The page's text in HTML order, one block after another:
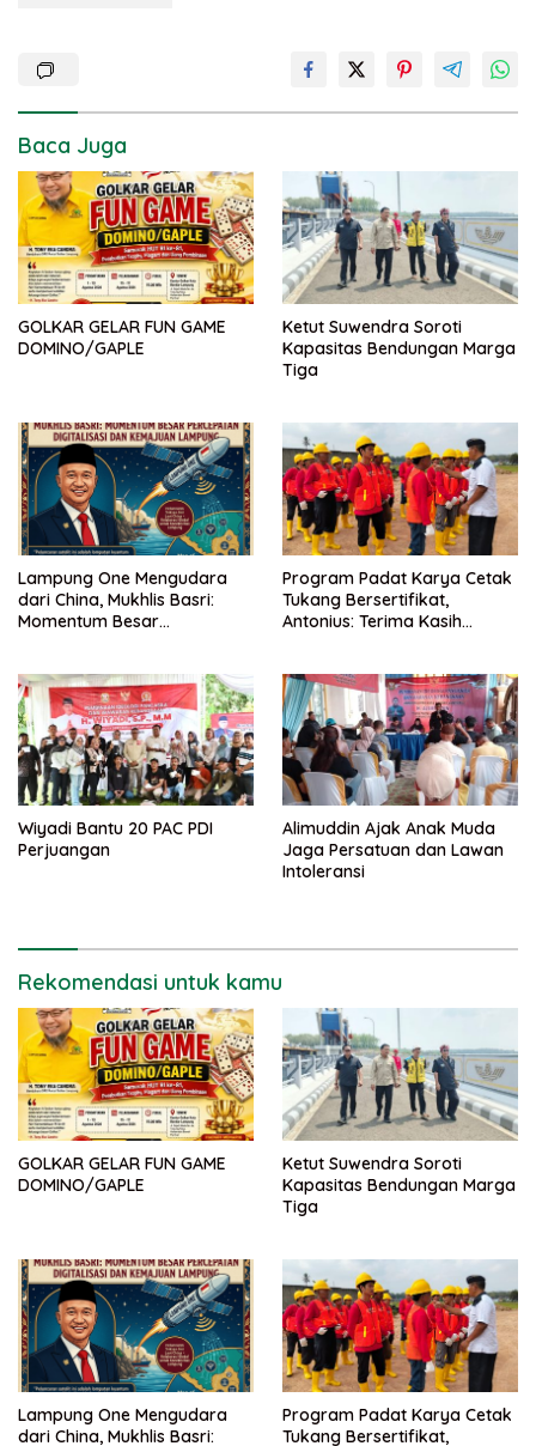
Baca Juga
GOLKAR GELAR FUN GAME
DOMINO/GAPLE
Ketut Suwendra Soroti
Kapasitas Bendungan Marga
Tiga
Lampung One Mengudara
dari China, Mukhlis Basri:
Momentum Besar
Program Padat Karya Cetak
Tukang Bersertifikat,
Antonius: Terima Kasih
Wiyadi Bantu 20 PAC PDI
Perjuangan
Alimuddin Ajak Anak Muda
Jaga Persatuan dan Lawan
Intoleransi
Rekomendasi untuk kamu
GOLKAR GELAR FUN GAME
DOMINO/GAPLE
Ketut Suwendra Soroti
Kapasitas Bendungan Marga
Tiga
Lampung One Mengudara
dari China, Mukhlis Basri:
Program Padat Karya Cetak
Tukang Bersertifikat,